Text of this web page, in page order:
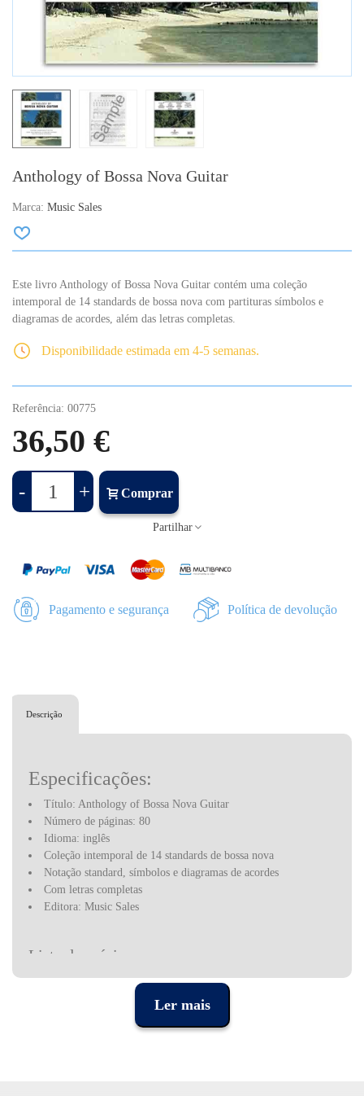
Anthology of Bossa Nova Guitar
Marca: Music Sales
Este livro Anthology of Bossa Nova Guitar contém uma coleção
intemporal de 14 standards de bossa nova com partituras símbolos e
diagramas de acordes, além das letras completas.
Disponibilidade estimada em 4-5 semanas.
Referência: 00775
36,50 €
- + Comprar
Partilhar
Pagamento e segurança Política de devolução
Descrição
Especificações:
Título: Anthology of Bossa Nova Guitar
Número de páginas: 80
Idioma: inglês
Coleção intemporal de 14 standards de bossa nova
Notação standard, símbolos e diagramas de acordes
Com letras completas
Editora: Music Sales
Lista de músicas:
Aldeia De Ogum [Joyce]
Berimbau [Powell, Baden]Ler mais